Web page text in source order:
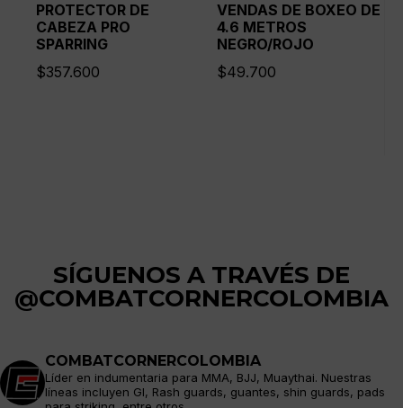
PROTECTOR DE
CABEZA PRO
SPARRING
$357.600
VENDAS DE BOXEO DE
4.6 METROS
NEGRO/ROJO
$49.700
SÍGUENOS A TRAVÉS DE
@COMBATCORNERCOLOMBIA
COMBATCORNERCOLOMBIA
Líder en indumentaria para MMA, BJJ, Muaythai. Nuestras
líneas incluyen GI, Rash guards, guantes, shin guards, pads